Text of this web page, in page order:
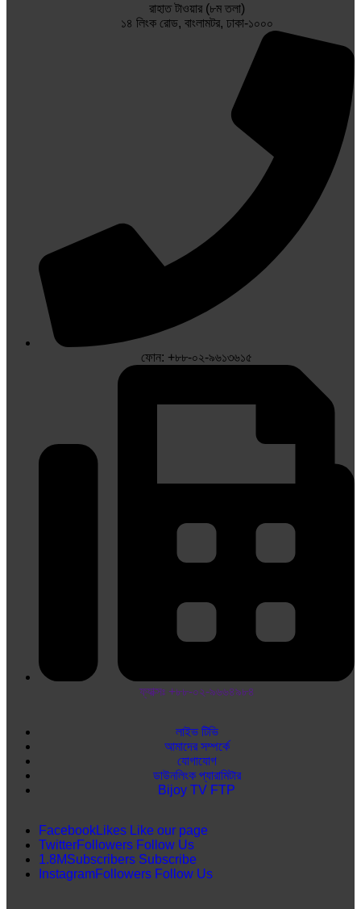
রাহাত টাওয়ার (৮ম তলা)
১৪ লিংক রোড, বাংলামটর, ঢাকা-১০০০
ফোন: +৮৮-০২-৯৬১৩৬১৫
ফ্যাক্সঃ +৮৮-০২-৯৬৬৪৯৮৪
লাইভ টিভি
আমাদের সম্পর্কে
যোগাযোগ
ডাউনলিংক প্যারামিটার
Bijoy TV FTP
FacebookLikes Like our page
TwitterFollowers Follow Us
1.8MSubscribers Subscribe
InstagramFollowers Follow Us